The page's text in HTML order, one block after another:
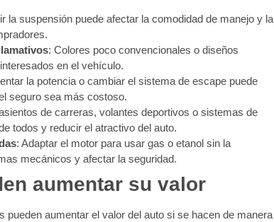
la suspensión puede afectar la comodidad de manejo y la
: Colores poco convencionales o diseños
en el vehículo.
la potencia o cambiar el sistema de escape puede
seguro sea más costoso.
de carreras, volantes deportivos o sistemas de
todos y reducir el atractivo del auto.
: Adaptar el motor para usar gas o etanol sin la
mecánicos y afectar la seguridad.
aumentar su valor
aumentar el valor del auto si se hacen de manera